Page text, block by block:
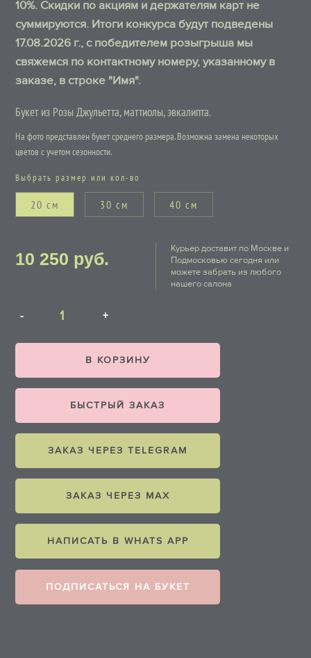
10%. Скидки по акциям и держателям карт не
суммируются. Итоги конкурса будут подведены
17.08.2026 г., с победителем розыгрыша мы
свяжемся по контактному номеру, указанному в
заказе, в строке "Имя".
Букет из Розы Джульетта, маттиолы, эвкалипта.
На фото представлен букет среднего размера. Возможна замена некоторых
цветов с учетом сезонности.
Выбрать размер или кол-во
20 см 30 см 40 см
10 250 руб.
Курьер доставит по Москве и
Подмосковью сегодня или
можете забрать из любого
нашего салона
В КОРЗИНУ
БЫСТРЫЙ ЗАКАЗ
ЗАКАЗ ЧЕРЕЗ TELEGRAM
ЗАКАЗ ЧЕРЕЗ MAX
НАПИСАТЬ В WHATS APP
ПОДПИСАТЬСЯ НА БУКЕТ